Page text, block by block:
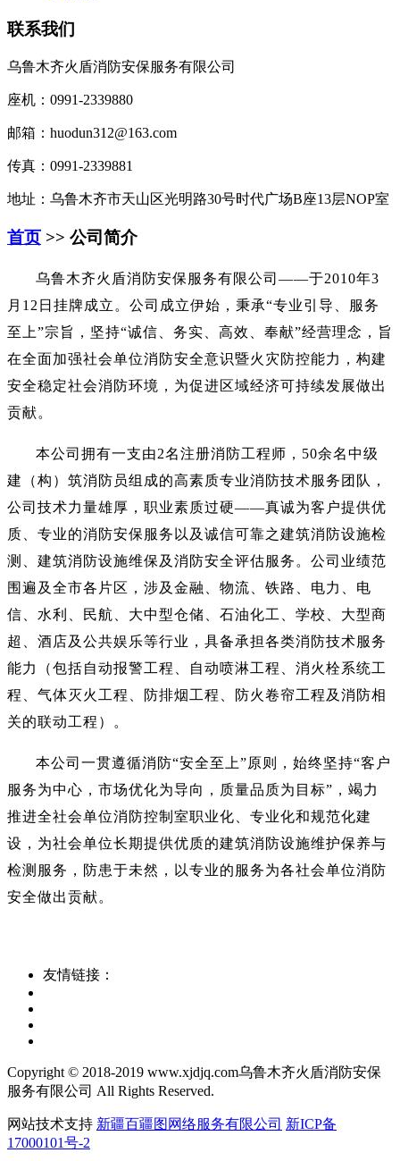
联系我们
乌鲁木齐火盾消防安保服务有限公司
座机：0991-2339880
邮箱：huodun312@163.com
传真：0991-2339881
地址：乌鲁木齐市天山区光明路30号时代广场B座13层NOP室
首页 >> 公司简介
乌鲁木齐火盾消防安保服务有限公司——于2010年3
月12日挂牌成立。公司成立伊始，秉承“专业引导、服务
至上”宗旨，坚持“诚信、务实、高效、奉献”经营理念，旨
在全面加强社会单位消防安全意识暨火灾防控能力，构建
安全稳定社会消防环境，为促进区域经济可持续发展做出
贡献。
本公司拥有一支由2名注册消防工程师，50余名中级
建（构）筑消防员组成的高素质专业消防技术服务团队，
公司技术力量雄厚，职业素质过硬——真诚为客户提供优
质、专业的消防安保服务以及诚信可靠之建筑消防设施检
测、建筑消防设施维保及消防安全评估服务。公司业绩范
围遍及全市各片区，涉及金融、物流、铁路、电力、电
信、水利、民航、大中型仓储、石油化工、学校、大型商
超、酒店及公共娱乐等行业，具备承担各类消防技术服务
能力（包括自动报警工程、自动喷淋工程、消火栓系统工
程、气体灭火工程、防排烟工程、防火卷帘工程及消防相
关的联动工程）。
本公司一贯遵循消防“安全至上”原则，始终坚持“客户
服务为中心，市场优化为导向，质量品质为目标”，竭力
推进全社会单位消防控制室职业化、专业化和规范化建
设，为社会单位长期提供优质的建筑消防设施维护保养与
检测服务，防患于未然，以专业的服务为各社会单位消防
安全做出贡献。
友情链接：
Copyright © 2018-2019 www.xjdjq.com乌鲁木齐火盾消防安保
服务有限公司 All Rights Reserved.
网站技术支持 新疆百疆图网络服务有限公司 新ICP备
17000101号-2